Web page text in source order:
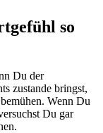
so
Du der
zustande bringst,
Wenn Du
Du gar